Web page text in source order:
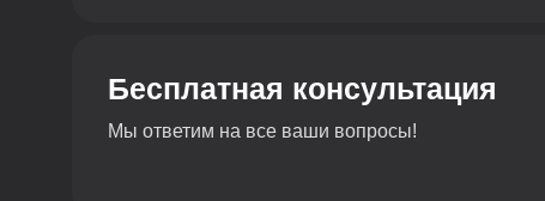
Бесплатная консультация
Мы ответим на все ваши вопросы!